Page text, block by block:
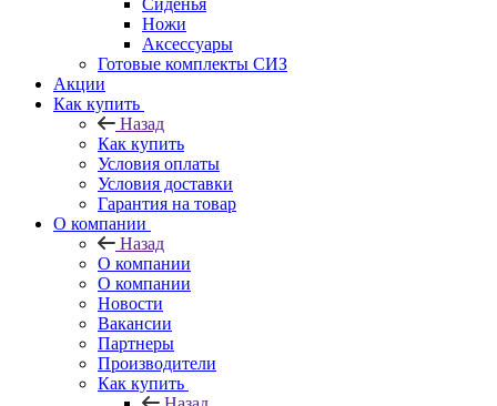
Сиденья
Ножи
Аксессуары
Готовые комплекты СИЗ
Акции
Как купить
Назад
Как купить
Условия оплаты
Условия доставки
Гарантия на товар
О компании
Назад
О компании
О компании
Новости
Вакансии
Партнеры
Производители
Как купить